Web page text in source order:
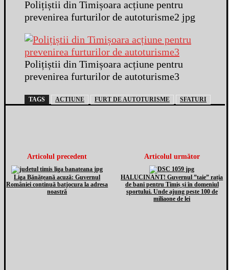
Polițiștii din Timișoara acțiune pentru
prevenirea furturilor de autoturisme2 jpg
Polițiștii din Timișoara acțiune pentru
prevenirea furturilor de autoturisme3
TAGS ACTIUNE FURT DE AUTOTURISME SFATURI
Articolul precedent
Liga Bănățeană acuză: Guvernul
României continuă batjocura la adresa
noastră
Articolul următor
HALUCINANT! Guvernul ”taie” rația
de bani pentru Timiș și în domeniul
sportului. Unde ajung peste 100 de
miliaone de lei